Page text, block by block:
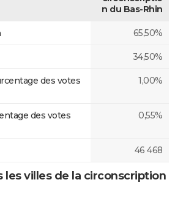
n du Bas-Rhin
65,50%
34,50%
des votes
1,00%
des votes
0,55%
46 468
les villes de la circonscription